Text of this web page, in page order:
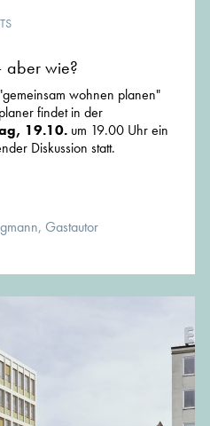
aber wie?
wohnen planen"
findet in der
19.10. um 19.00 Uhr ein
Diskussion statt.
Gastautor